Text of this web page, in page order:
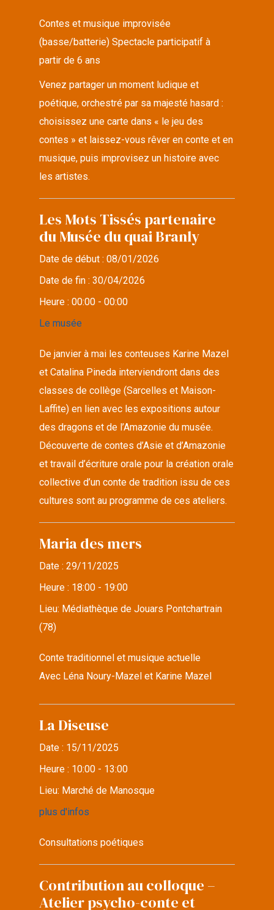
Contes et musique improvisée
(basse/batterie) Spectacle participatif à
partir de 6 ans
Venez partager un moment ludique et
poétique, orchestré par sa majesté hasard :
choisissez une carte dans « le jeu des
contes » et laissez-vous rêver en conte et en
musique, puis improvisez un histoire avec
les artistes.
Les Mots Tissés partenaire
du Musée du quai Branly
Date de début :08/01/2026
Date de fin :30/04/2026
Heure :00:00 - 00:00
Le musée
De janvier à mai les conteuses Karine Mazel
et Catalina Pineda interviendront dans des
classes de collège (Sarcelles et Maison-
Laffite) en lien avec les expositions autour
des dragons et de l’Amazonie du musée.
Découverte de contes d’Asie et d’Amazonie
et travail d’écriture orale pour la création orale
collective d’un conte de tradition issu de ces
cultures sont au programme de ces ateliers.
Maria des mers
Date :29/11/2025
Heure : 18:00 - 19:00
Lieu: Médiathèque de Jouars Pontchartrain
(78)
Conte traditionnel et musique actuelle
Avec Léna Noury-Mazel et Karine Mazel
La Diseuse
Date : 15/11/2025
Heure : 10:00 - 13:00
Lieu: Marché de Manosque
plus d'infos
Consultations poétiques
Contribution au colloque –
Atelier psycho-conte et